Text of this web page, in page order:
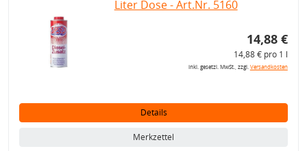
Liter Dose - Art.Nr. 5160
14,88 €
14,88 € pro 1 l
inkl. gesetzl. MwSt., zzgl.Versandkosten
Details
Merkzettel